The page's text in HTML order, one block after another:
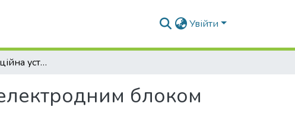
Увійти
Електрокоагуляційна установка з торцевим електродним блоком
блоком